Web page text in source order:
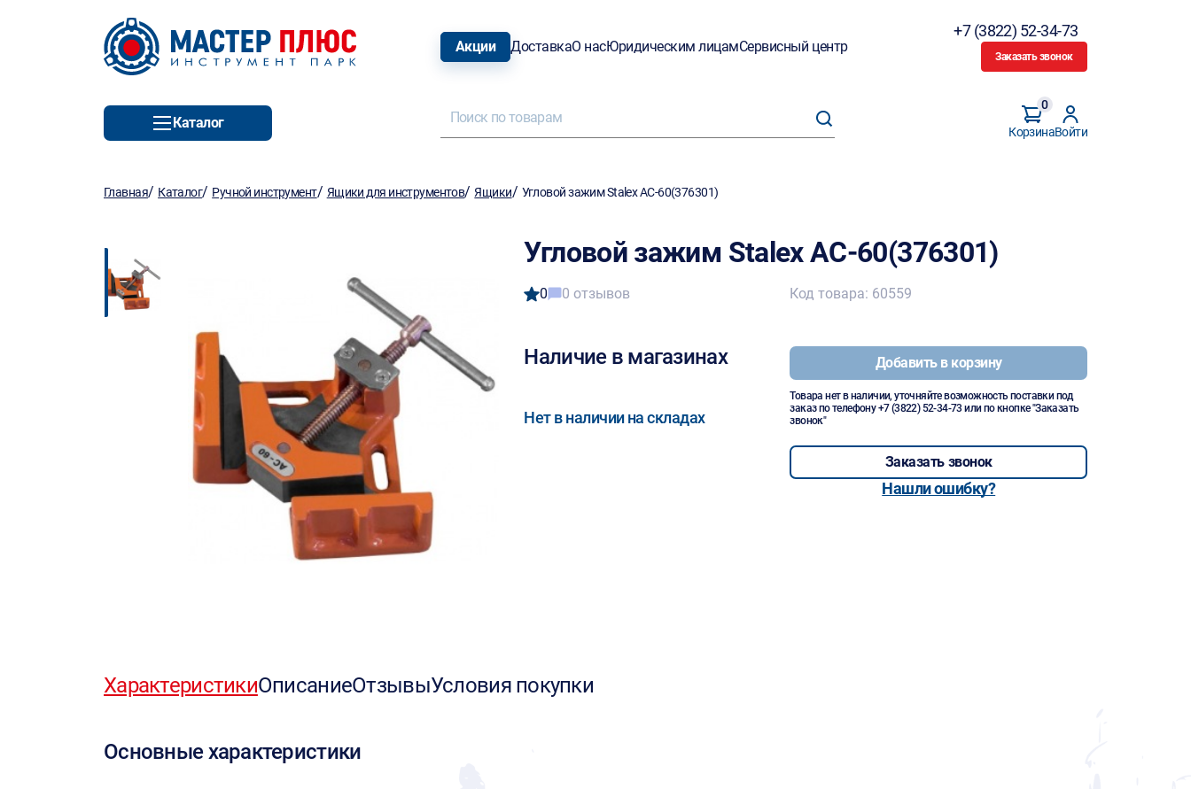
Акции ДоставкаО насЮридическим лицамСервисный центр
+7 (3822) 52-34-73
Заказать звонок
Каталог
Корзина
0
Войти
Главная/ Каталог/ Ручной инструмент/ Ящики для инструментов/Ящики/ Угловой зажим Stalex AC-60(376301)
Угловой зажим Stalex AC-60(376301)
0 0 отзывов
Наличие в магазинах
Нет в наличии на складах
Код товара: 60559
Добавить в корзину
Товара нет в наличии, уточняйте возможность поставки под
заказ по телефону+7 (3822) 52-34-73 или по кнопке "Заказать
звонок"
Заказать звонок
Нашли ошибку?
ХарактеристикиОписаниеОтзывыУсловия покупки
Основные характеристики